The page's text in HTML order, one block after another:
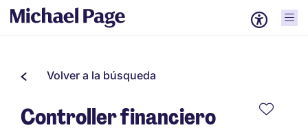
Volver a la búsqueda
Controller financiero